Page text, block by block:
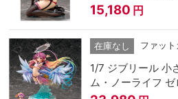
15,180 円
在庫なし ファッ
1/7 ジブリール 小
ム・ノーライフ ゼ